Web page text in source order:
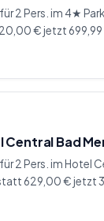
für 2 Pers. im 4★
€ jetzt 699,99
Central Bad
für 2 Pers. im
629,00 € jetzt